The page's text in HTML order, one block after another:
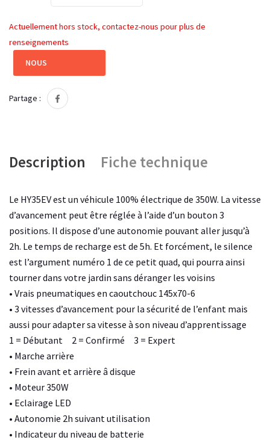
Actuellement hors stock, contactez-nous pour plus de
renseignements
NOUS
CONTACTER
Partage :
Description Fiche technique
Le HY35EV est un véhicule 100% électrique de 350W. La vitesse
d’avancement peut être réglée à l’aide d’un bouton 3
positions. Il dispose d’une autonomie pouvant aller jusqu’à
2h. Le temps de recharge est de 5h. Et forcément, le silence
est l’argument numéro 1 de ce petit quad, qui pourra ainsi
tourner dans votre jardin sans déranger les voisins
• Vrais pneumatiques en caoutchouc 145x70-6
• 3 vitesses d’avancement pour la sécurité de l’enfant mais
aussi pour adapter sa vitesse à son niveau d’apprentissage
1 = Débutant 2 = Confirmé 3 = Expert
• Marche arrière
• Frein avant et arrière â disque
• Moteur 350W
• Eclairage LED
• Autonomie 2h suivant utilisation
• Indicateur du niveau de batterie